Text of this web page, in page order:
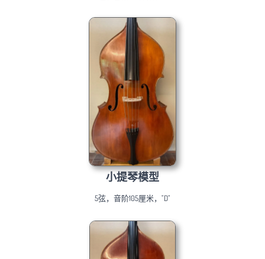
小提琴模型
5弦，音阶105厘米，"D"